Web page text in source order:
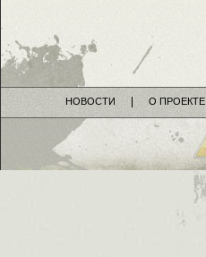
НОВОСТИ О ПРОЕКТЕ